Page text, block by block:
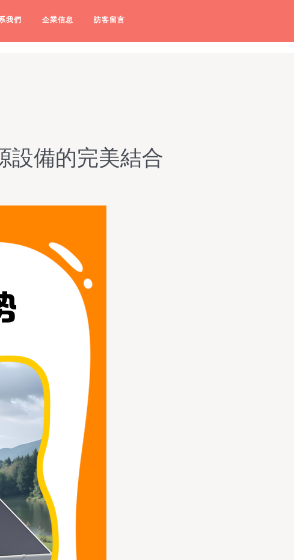
在线播放-91电影在线观
我們 企業信息 訪客留言
設備的完美結合